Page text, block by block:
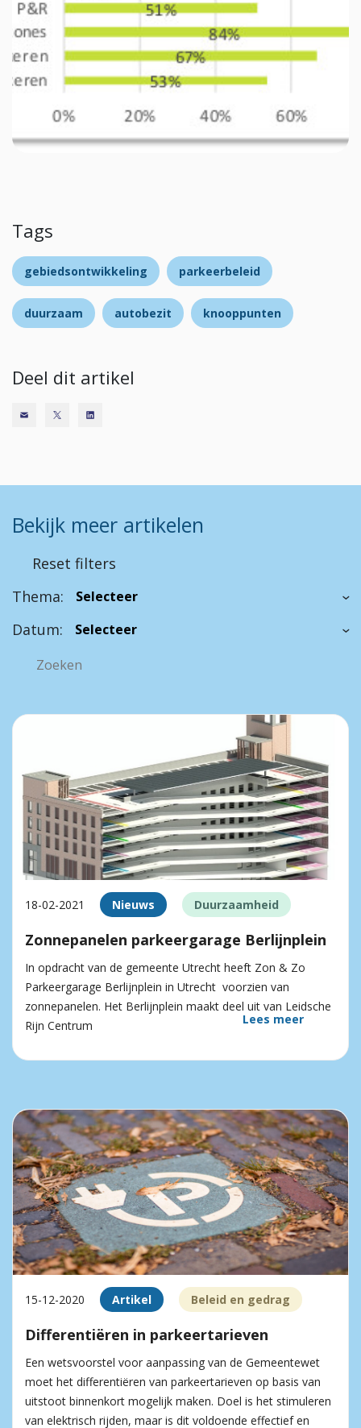
Tags
gebiedsontwikkeling parkeerbeleid
duurzaam autobezit knooppunten
Deel dit artikel
Bekijk meer artikelen
Reset filters
Thema:
Datum:
18-02-2021 Nieuws Duurzaamheid
Zonnepanelen parkeergarage Berlijnplein
In opdracht van de gemeente Utrecht heeft Zon & Zo
Parkeergarage Berlijnplein in Utrecht voorzien van
zonnepanelen. Het Berlijnplein maakt deel uit van Leidsche
Rijn Centrum
Lees meer
15-12-2020 Artikel Beleid en gedrag
Differentiëren in parkeertarieven
Een wetsvoorstel voor aanpassing van de Gemeentewet
moet het differentiëren van parkeertarieven op basis van
uitstoot binnenkort mogelijk maken. Doel is het stimuleren
van elektrisch rijden, maar is dit voldoende effectief en